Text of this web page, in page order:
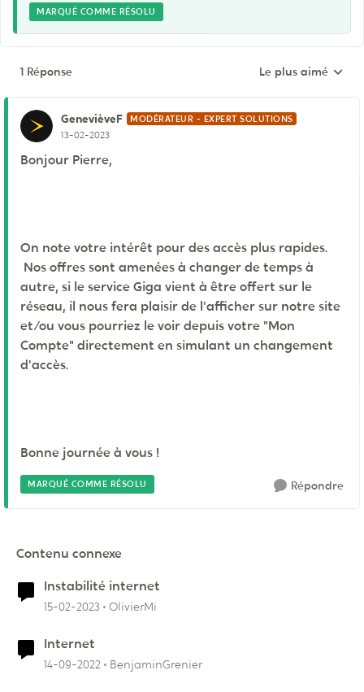
MARQUÉ COMME RÉSOLU
1 Réponse Réponses triées
Le plus aimé
GenevièveF MODÉRATEUR - EXPERT SOLUTIONS
13-02-2023
Bonjour Pierre,
On note votre intérêt pour des accès plus rapides.
Nos offres sont amenées à changer de temps à
autre, si le service Giga vient à être offert sur le
réseau, il nous fera plaisir de l'afficher sur notre site
et/ou vous pourriez le voir depuis votre "Mon
Compte" directement en simulant un changement
d'accès.
Bonne journée à vous !
MARQUÉ COMME RÉSOLU Répondre
Contenu connexe
Instabilité internet
15-02-2023 OlivierMi
Internet
14-09-2022 BenjaminGrenier